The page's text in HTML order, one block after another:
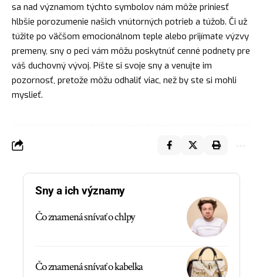
sa nad významom týchto symbolov nám môže priniesť
hlbšie porozumenie našich vnútorných potrieb a túžob. Či už
túžite po väčšom emocionálnom teple alebo prijímate výzvy
premeny, sny o peci vám môžu poskytnúť cenné podnety pre
váš duchovný vývoj. Píšte si svoje sny a venujte im
pozornosť, pretože môžu odhaliť viac, než by ste si mohli
myslieť.
Sny a ich významy
Čo znamená snívať o chlpy
Čo znamená snívať o kabelka